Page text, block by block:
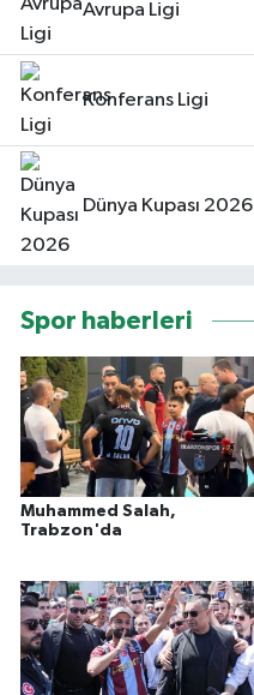
Avrupa Ligi
Konferans Ligi
Dünya Kupası 2026
Spor haberleri
Muhammed Salah,
Trabzon'da